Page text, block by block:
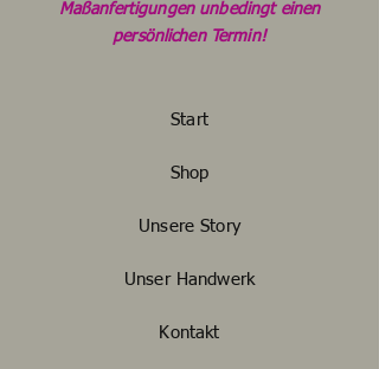
Maßanfertigungen unbedingt einen
persönlichen Termin!
Start
Shop
Unsere Story
Unser Handwerk
Kontakt